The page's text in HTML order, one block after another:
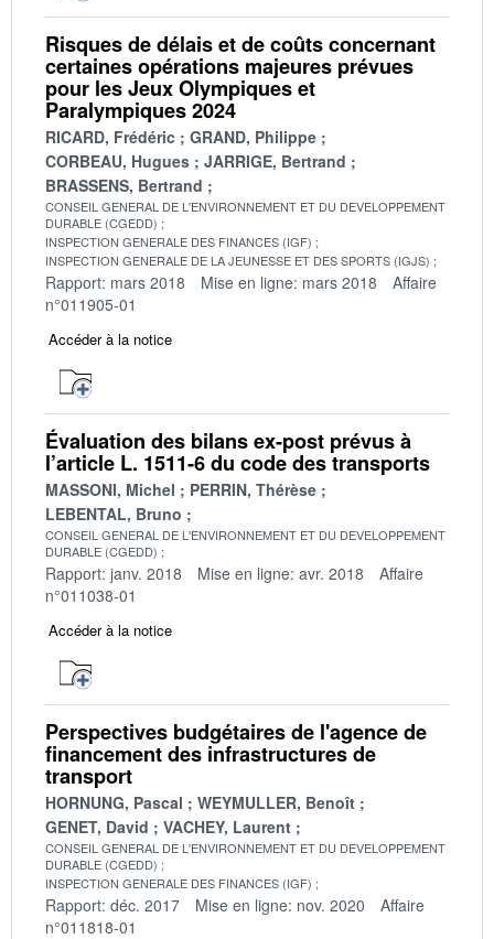
Risques de délais et de coûts concernant
certaines opérations majeures prévues
pour les Jeux Olympiques et
Paralympiques 2024
RICARD, Frédéric
GRAND, Philippe
CORBEAU, Hugues
JARRIGE, Bertrand
BRASSENS, Bertrand
CONSEIL GENERAL DE L'ENVIRONNEMENT ET DU DEVELOPPEMENT
DURABLE (CGEDD)
INSPECTION GENERALE DES FINANCES (IGF)
INSPECTION GENERALE DE LA JEUNESSE ET DES SPORTS (IGJS)
Rapport: mars 2018 Mise en ligne: mars 2018
Affaire
n°011905-01
Accéder à la notice
Évaluation des bilans ex-post prévus à
l’article L. 1511-6 du code des transports
MASSONI, Michel
PERRIN, Thérèse
LEBENTAL, Bruno
CONSEIL GENERAL DE L'ENVIRONNEMENT ET DU DEVELOPPEMENT
DURABLE (CGEDD)
Rapport: janv. 2018 Mise en ligne: avr. 2018
Affaire
n°011038-01
Accéder à la notice
Perspectives budgétaires de l'agence de
financement des infrastructures de
transport
HORNUNG, Pascal
WEYMULLER, Benoît
GENET, David
VACHEY, Laurent
CONSEIL GENERAL DE L'ENVIRONNEMENT ET DU DEVELOPPEMENT
DURABLE (CGEDD)
INSPECTION GENERALE DES FINANCES (IGF)
Rapport: déc. 2017 Mise en ligne: nov. 2020
Affaire
n°011818-01